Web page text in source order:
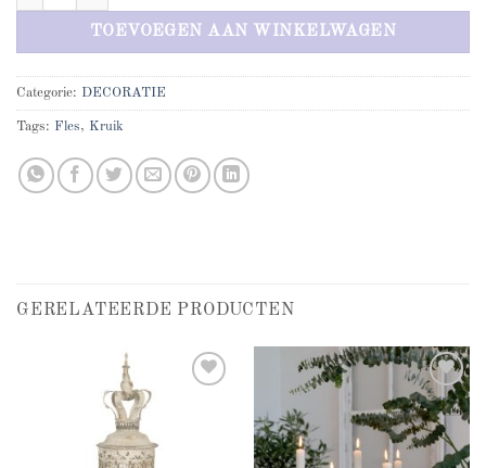
TOEVOEGEN AAN WINKELWAGEN
Categorie: DECORATIE
Tags: Fles, Kruik
GERELATEERDE PRODUCTEN
Add to
wishlist